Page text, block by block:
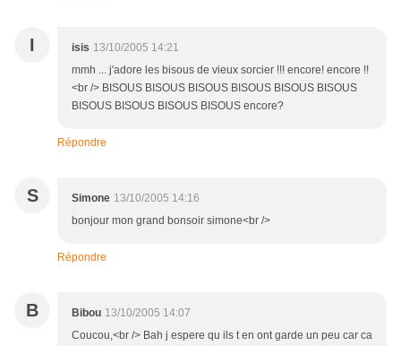
I isis 13/10/2005 14:21
mmh ... j'adore les bisous de vieux sorcier !!! encore! encore !!
<br /> BISOUS BISOUS BISOUS BISOUS BISOUS BISOUS
BISOUS BISOUS BISOUS BISOUS encore?
Répondre
S Simone 13/10/2005 14:16
bonjour mon grand bonsoir simone<br />
Répondre
B Bibou 13/10/2005 14:07
Coucou,<br /> Bah j espere qu ils t en ont garde un peu car ca